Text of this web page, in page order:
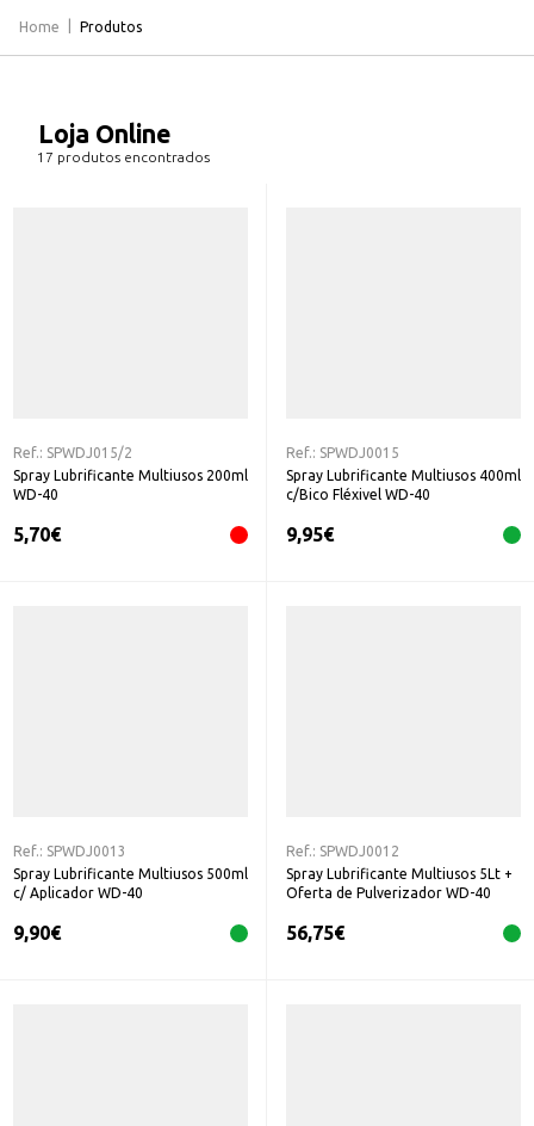
Home Produtos
Loja Online
17 produtos encontrados
Ref.: SPWDJ015/2
Spray Lubrificante Multiusos 200ml
WD-40
5,70€
Ref.: SPWDJ0015
Spray Lubrificante Multiusos 400ml
c/Bico Fléxivel WD-40
9,95€
Ref.: SPWDJ0013
Spray Lubrificante Multiusos 500ml
c/ Aplicador WD-40
9,90€
Ref.: SPWDJ0012
Spray Lubrificante Multiusos 5Lt +
Oferta de Pulverizador WD-40
56,75€